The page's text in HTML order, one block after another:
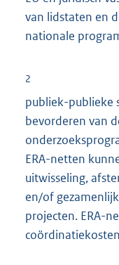
van lidstaten en
nationale
2
publiek-publieke
bevorderen van
ERA-netten
uitwisseling,
en/of
projecten. ERA-